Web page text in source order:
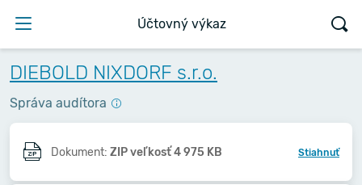
Účtovný výkaz
DIEBOLD NIXDORF s.r.o.
Správa audítora
Dokument: ZIP veľkosť 4 975 KB Stiahnuť